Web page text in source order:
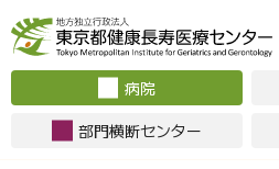
病院
部門横断センター